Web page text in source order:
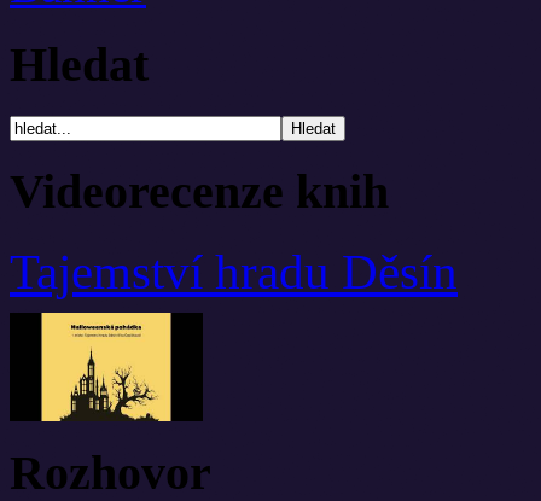
Hledat
Videorecenze knih
Tajemství hradu Děsín
Rozhovor